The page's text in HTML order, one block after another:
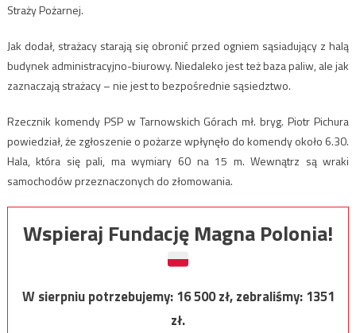
Straży Pożarnej.
Jak dodał, strażacy starają się obronić przed ogniem sąsiadujący z halą
budynek administracyjno-biurowy. Niedaleko jest też baza paliw, ale jak
zaznaczają strażacy – nie jest to bezpośrednie sąsiedztwo.
Rzecznik komendy PSP w Tarnowskich Górach mł. bryg. Piotr Pichura
powiedział, że zgłoszenie o pożarze wpłynęło do komendy około 6.30.
Hala, która się pali, ma wymiary 60 na 15 m. Wewnątrz są wraki
samochodów przeznaczonych do złomowania.
Wspieraj Fundację Magna Polonia!
W sierpniu potrzebujemy:16 500zł, zebraliśmy:1351
zł.